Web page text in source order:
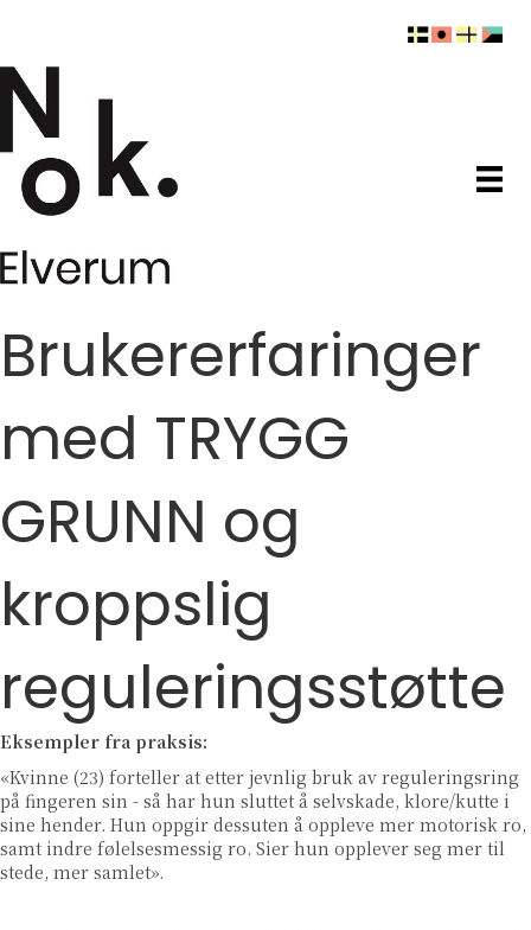
Brukererfaringer
med TRYGG
GRUNN og
kroppslig
reguleringsstøtte
Eksempler fra praksis:
«Kvinne (23) forteller at etter jevnlig bruk av reguleringsring
på fingeren sin - så har hun sluttet å selvskade, klore/kutte i
sine hender. Hun oppgir dessuten å oppleve mer motorisk ro,
samt indre følelsesmessig ro. Sier hun opplever seg mer til
stede, mer samlet».